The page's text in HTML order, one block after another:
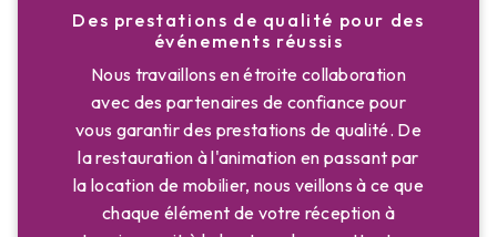
Des prestations de qualité pour des
événements réussis
Nous travaillons en étroite collaboration
avec des partenaires de confiance pour
vous garantir des prestations de qualité. De
la restauration à l'animation en passant par
la location de mobilier, nous veillons à ce que
chaque élément de votre réception à